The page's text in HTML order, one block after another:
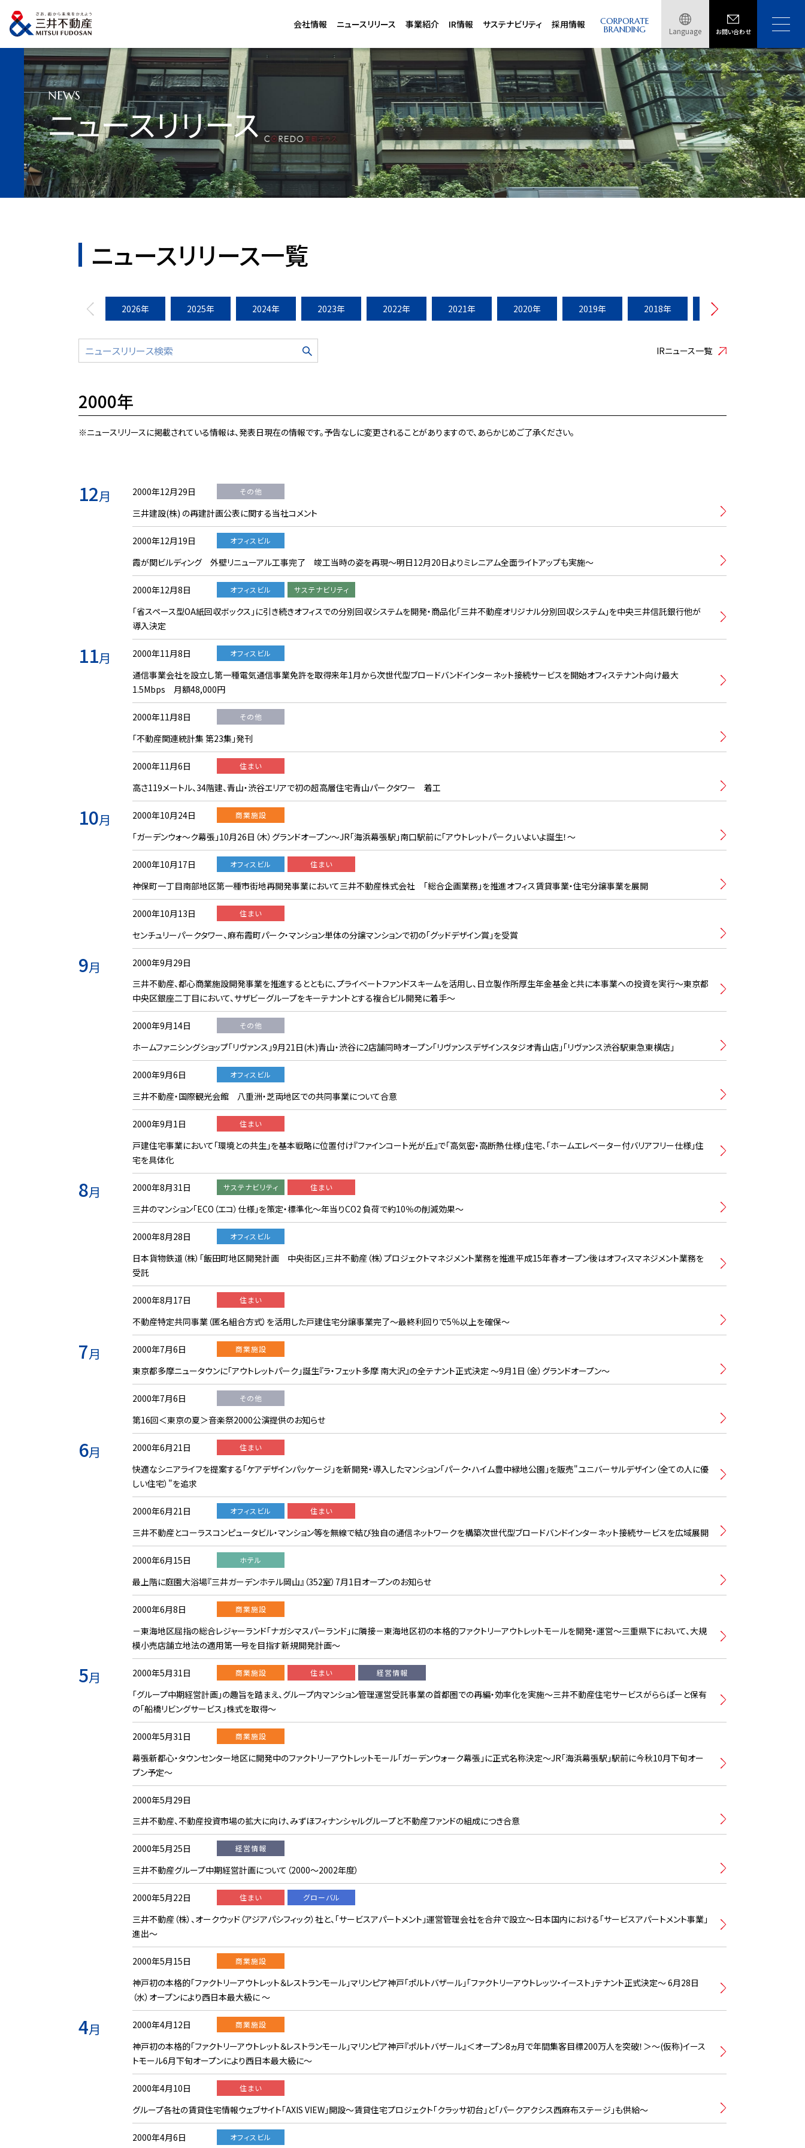
会社情報 ニュースリリース 事業紹介 IR情報 サステナビリティ 採用情報 CORPORATE
BRANDING Language お問い合わせ
トップページ ニュースリリース
NEWS
ニュースリリース
ニュースリリース一覧
2026年 2025年 2024年 2023年 2022年 2021年 2020年 2019年 2018年 2017年
IRニュース一覧
2000年
※ニュースリリースに掲載されている情報は、発表日現在の情報です。予告なしに変更されることがありますので、あらかじめご了承ください。
12月 2000年12月29日 その他
三井建設(株) の再建計画公表に関する当社コメント
2000年12月19日 オフィスビル
霞が関ビルディング 外壁リニューアル工事完了 竣工当時の姿を再現〜明日12月20日よりミレニアム全面ライトアップも実施〜
2000年12月8日 オフィスビル サステナビリティ
「省スペース型OA紙回収ボックス」に引き続きオフィスでの分別回収システムを開発・商品化「三井不動産オリジナル分別回収システム」を中央三井信託銀行他が
導入決定
11月 2000年11月8日 オフィスビル
通信事業会社を設立し第一種電気通信事業免許を取得来年1月から次世代型ブロードバンドインターネット接続サービスを開始オフィステナント向け最大
1.5Mbps 月額48,000円
2000年11月8日 その他
「不動産関連統計集 第23集」発刊
2000年11月6日 住まい
高さ119メートル、34階建、青山・渋谷エリアで初の超高層住宅青山パークタワー 着工
10月 2000年10月24日 商業施設
「ガーデンウォ〜ク幕張」10月26日（木）グランドオープン〜JR「海浜幕張駅」南口駅前に「アウトレットパーク」いよいよ誕生！〜
2000年10月17日 オフィスビル 住まい
神保町一丁目南部地区第一種市街地再開発事業において三井不動産株式会社 「総合企画業務」を推進オフィス賃貸事業・住宅分譲事業を展開
2000年10月13日 住まい
センチュリーパークタワー、麻布霞町パーク・マンション単体の分譲マンションで初の「グッドデザイン賞」を受賞
9月
2000年9月29日
三井不動産、都心商業施設開発事業を推進するとともに、プライベートファンドスキームを活用し、日立製作所厚生年金基金と共に本事業への投資を実行〜東京都
中央区銀座二丁目において、サザビーグループをキーテナントとする複合ビル開発に着手〜
2000年9月14日 その他
ホームファニシングショップ「リヴァンス」9月21日(木)青山・渋谷に2店舗同時オープン「リヴァンスデザインスタジオ青山店」「リヴァンス渋谷駅東急東横店」
2000年9月6日 オフィスビル
三井不動産・国際観光会館 八重洲・芝両地区での共同事業について合意
2000年9月1日 住まい
戸建住宅事業において｢環境との共生｣を基本戦略に位置付け『ファインコート光が丘』で「高気密・高断熱仕様」住宅、｢ホームエレベーター付バリアフリー仕様｣住
宅を具体化
8月 2000年8月31日 サステナビリティ 住まい
三井のマンション「ECO（エコ）仕様」を策定・標準化〜年当りCO2 負荷で約10％の削減効果〜
2000年8月28日 オフィスビル
日本貨物鉄道（株）「飯田町地区開発計画 中央街区」三井不動産（株）プロジェクトマネジメント業務を推進平成15年春オープン後はオフィスマネジメント業務を
受託
2000年8月17日 住まい
不動産特定共同事業（匿名組合方式）を活用した戸建住宅分譲事業完了〜最終利回りで5％以上を確保〜
7月 2000年7月6日 商業施設
東京都多摩ニュータウンに「アウトレットパーク」誕生『ラ・フェット多摩 南大沢』の全テナント正式決定 〜9月1日（金）グランドオープン〜
2000年7月6日 その他
第16回＜東京の夏＞音楽祭2000公演提供のお知らせ
6月 2000年6月21日 住まい
快適なシニアライフを提案する「ケアデザインパッケージ」を新開発・導入したマンション「パーク・ハイム豊中緑地公園」を販売"ユニバーサルデザイン（全ての人に優
しい住宅）"を追求
2000年6月21日 オフィスビル 住まい
三井不動産とコーラスコンピュータビル・マンション等を無線で結び独自の通信ネットワークを構築次世代型ブロードバンドインターネット接続サービスを広域展開
2000年6月15日 ホテル
最上階に庭園大浴場『三井ガーデンホテル岡山』（352室）7月1日オープンのお知らせ
2000年6月8日 商業施設
－東海地区屈指の総合レジャーランド「ナガシマスパーランド」に隣接－東海地区初の本格的ファクトリーアウトレットモールを開発・運営〜三重県下において、大規
模小売店舗立地法の適用第一号を目指す新規開発計画〜
5月 2000年5月31日 商業施設 住まい 経営情報
「グループ中期経営計画」の趣旨を踏まえ、グループ内マンション管理運営受託事業の首都圏での再編・効率化を実施〜三井不動産住宅サービスがららぽーと保有
の「船橋リビングサービス」株式を取得〜
2000年5月31日 商業施設
幕張新都心・タウンセンター地区に開発中のファクトリーアウトレットモール「ガーデンウォーク幕張」に正式名称決定〜JR「海浜幕張駅」駅前に今秋10月下旬オー
プン予定〜
2000年5月29日
三井不動産、不動産投資市場の拡大に向け、みずほフィナンシャルグループと不動産ファンドの組成につき合意
2000年5月25日 経営情報
三井不動産グループ中期経営計画について（2000〜2002年度）
2000年5月22日 住まい グローバル
三井不動産（株）、オークウッド（アジアパシフィック）社と、「サービスアパートメント」運営管理会社を合弁で設立〜日本国内における「サービスアパートメント事業」
進出〜
2000年5月15日 商業施設
神戸初の本格的「ファクトリーアウトレット＆レストランモール」マリンピア神戸「ポルトバザール」「ファクトリーアウトレッツ・イースト」テナント正式決定〜 6月28日
（水）オープンにより西日本最大級に 〜
4月 2000年4月12日 商業施設
神戸初の本格的「ファクトリーアウトレット＆レストランモール」マリンピア神戸『ポルトバザール』＜オープン8ヵ月で年間集客目標200万人を突破！＞〜(仮称)イース
トモール6月下旬オープンにより西日本最大級に〜
2000年4月10日 住まい
グループ各社の賃貸住宅情報ウェブサイト「AXIS VIEW」開設〜賃貸住宅プロジェクト「クラッサ初台」と「パークアクシス西麻布ステージ」も供給〜
2000年4月6日 オフィスビル